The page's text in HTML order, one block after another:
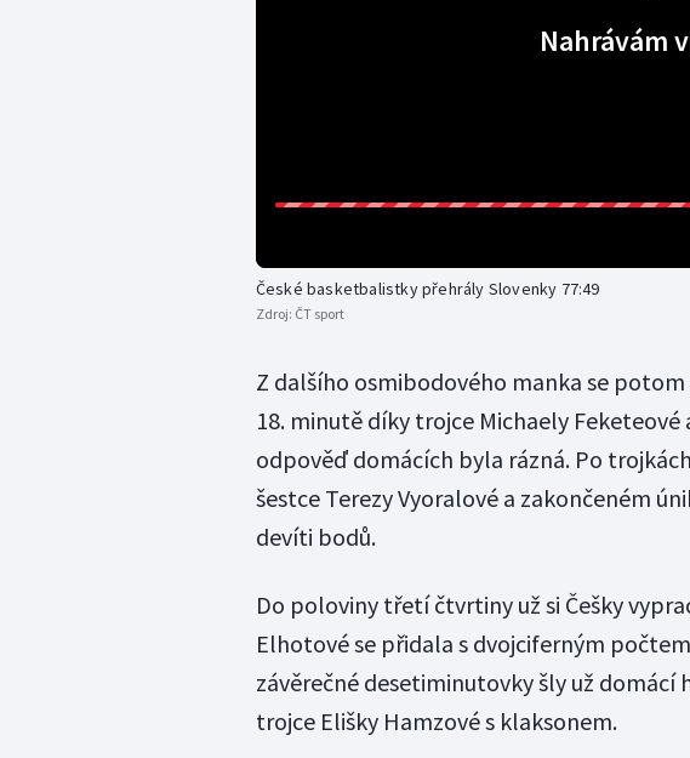
Nahrávám
České basketbalistky přehrály Slovenky 77:49
Zdroj: ČT sport
Z dalšího osmibodového manka se
18. minutě díky trojce Michaely Feketeové
odpověď domácích byla rázná. Po
šestce Terezy Vyoralové a zakončeném
devíti bodů.
Do poloviny třetí čtvrtiny už si Češky
Elhotové se přidala s dvojciferným
závěrečné desetiminutovky šly už domácí
trojce Elišky Hamzové s klaksonem.